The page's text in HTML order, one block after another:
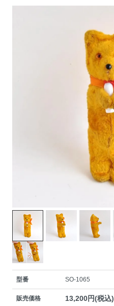
型番 SO-1065
販売価格 13,200円(税込)